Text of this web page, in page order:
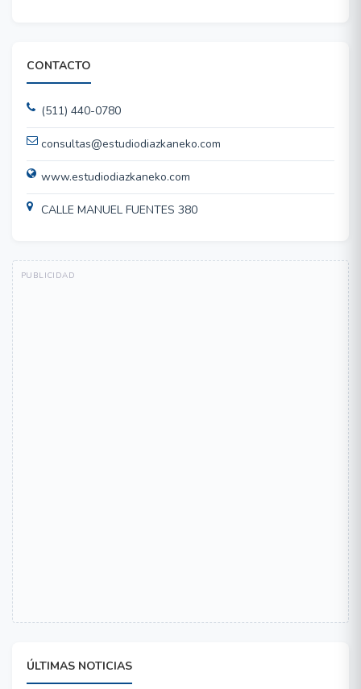
CONTACTO
(511) 440-0780
consultas@estudiodiazkaneko.com
www.estudiodiazkaneko.com
CALLE MANUEL FUENTES 380
ÚLTIMAS NOTICIAS